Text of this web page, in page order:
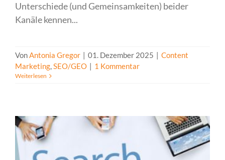
Unterschiede (und Gemeinsamkeiten) beider
Kanäle kennen...
VonAntonia Gregor | 01. Dezember 2025 | Content
Marketing,SEO/GEO | 1 Kommentar
Weiterlesen